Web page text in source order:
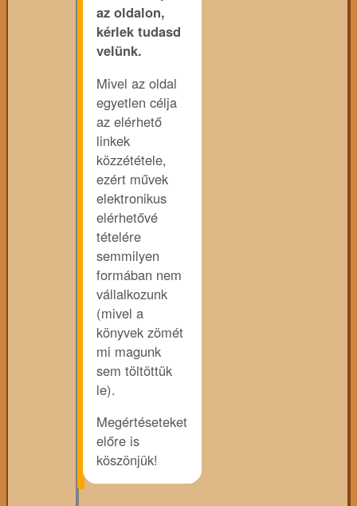
az oldalon,
kérlek tudasd
velünk.
Mivel az oldal
egyetlen célja
az elérhető
linkek
közzététele,
ezért művek
elektronikus
elérhetővé
tételére
semmilyen
formában nem
vállalkozunk
(mivel a
könyvek zömét
mi magunk
sem töltöttük
le).
Megértéseteket
előre is
köszönjük!